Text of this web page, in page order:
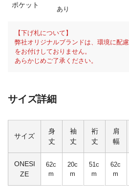
ポケット
あり
【下げ札について】
弊社オリジナルブランドは、環境に配
をお付けしておりません。
あらかじめご了承ください。
サイズ詳細
サイズ
身
丈
袖
丈
裄
丈
肩
幅
ONESI
ZE
62c
m
20c
m
51c
m
62c
m